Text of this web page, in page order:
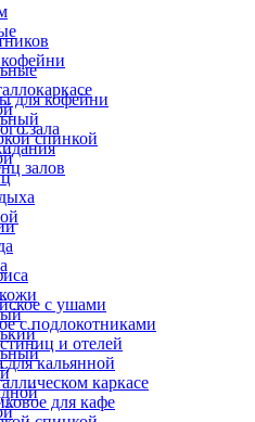
зала
залов
с ушами
с подлокотниками
и отелей
для кальянной
каркасе
для кафе
для кофейни
спинкой